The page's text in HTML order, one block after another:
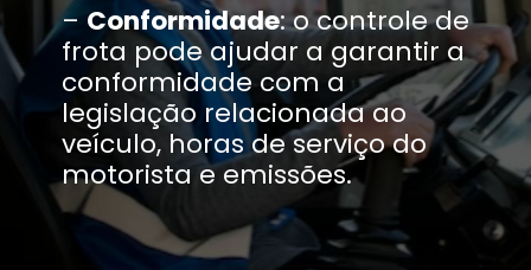
– Conformidade: o controle de
frota pode ajudar a garantir a
conformidade com a
legislação relacionada ao
veículo, horas de serviço do
motorista e emissões.